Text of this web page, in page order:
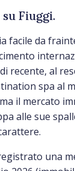
Fiuggi.
facile da
recente, al
spa al
il mercato
alle sue
una